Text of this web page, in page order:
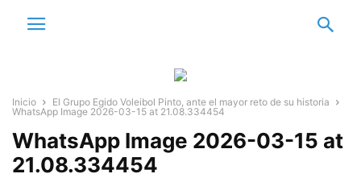
Inicio
El Grupo Egido Voleibol Pinto, ante el mayor reto de su historia
WhatsApp Image 2026-03-15 at 21.08.334454
WhatsApp Image 2026-03-15 at
21.08.334454